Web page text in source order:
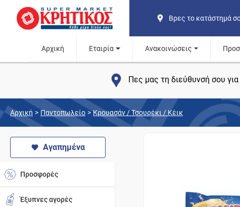
Βρες το κατάστημά
Αρχική Εταιρία Ανακοινώσεις
Πες μας τη διεύθυνσή σου
Αρχική > Παντοπωλείο > Κρουασάν / Τσουρέκι / Κέικ
Αγαπημένα
Προσφορές
Έξυπνες αγορές